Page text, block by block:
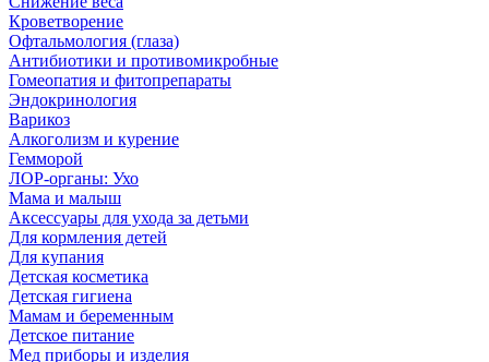
Кроветворение
Офтальмология (глаза)
Антибиотики и противомикробные
Гомеопатия и фитопрепараты
Эндокринология
Варикоз
Алкоголизм и курение
Гемморой
ЛОР-органы: Ухо
Мама и малыш
Аксессуары для ухода за детьми
Для кормления детей
Для купания
Детская косметика
Детская гигиена
Мамам и беременным
Детское питание
Мед приборы и изделия